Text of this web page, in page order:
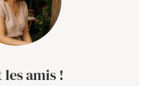
les amis !